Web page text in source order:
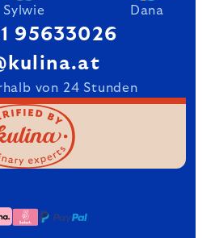
Sylwie Dana
95633026
von 24 Stunden